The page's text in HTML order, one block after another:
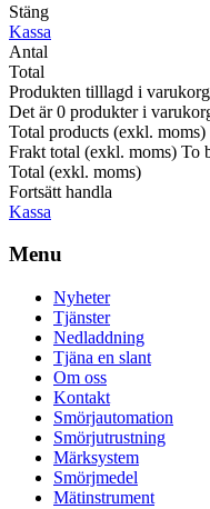
Stäng
Kassa
Antal
Total
Produkten tilllagd i
Det är0 produkter i
Total products (exkl. moms)
Frakt total (exkl. moms) To
Total (exkl. moms)
Fortsätt handla
Kassa
Menu
Nyheter
Tjänster
Nedladdning
Tjäna en slant
Om oss
Kontakt
Smörjautomation
Smörjutrustning
Märksystem
Smörjmedel
Mätinstrument